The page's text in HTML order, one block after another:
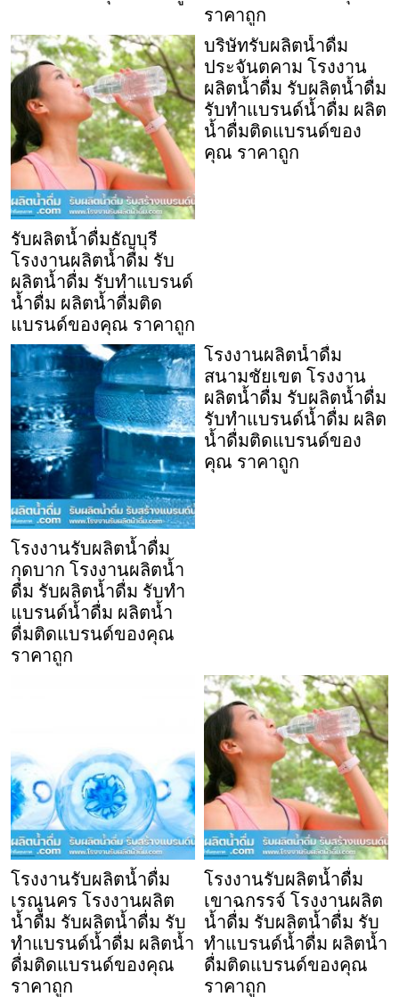
ราคาถูก
รับผลิตน้ำดื่มธัญบุรี
โรงงานผลิตน้ำดื่ม รับ
ผลิตน้ำดื่ม รับทำแบรนด์
น้ำดื่ม ผลิตน้ำดื่มติด
แบรนด์ของคุณ ราคาถูก
บริษัทรับผลิตน้ำดื่ม
ประจันตคาม โรงงาน
ผลิตน้ำดื่ม รับผลิตน้ำดื่ม
รับทำแบรนด์น้ำดื่ม ผลิต
น้ำดื่มติดแบรนด์ของ
คุณ ราคาถูก
โรงงานรับผลิตน้ำดื่ม
กุดบาก โรงงานผลิตน้ำ
ดื่ม รับผลิตน้ำดื่ม รับทำ
แบรนด์น้ำดื่ม ผลิตน้ำ
ดื่มติดแบรนด์ของคุณ
ราคาถูก
โรงงานผลิตน้ำดื่ม
สนามชัยเขต โรงงาน
ผลิตน้ำดื่ม รับผลิตน้ำดื่ม
รับทำแบรนด์น้ำดื่ม ผลิต
น้ำดื่มติดแบรนด์ของ
คุณ ราคาถูก
โรงงานรับผลิตน้ำดื่ม
เรณูนคร โรงงานผลิต
น้ำดื่ม รับผลิตน้ำดื่ม รับ
ทำแบรนด์น้ำดื่ม ผลิตน้ำ
ดื่มติดแบรนด์ของคุณ
ราคาถูก
โรงงานรับผลิตน้ำดื่ม
เขาฉกรรจ์ โรงงานผลิต
น้ำดื่ม รับผลิตน้ำดื่ม รับ
ทำแบรนด์น้ำดื่ม ผลิตน้ำ
ดื่มติดแบรนด์ของคุณ
ราคาถูก